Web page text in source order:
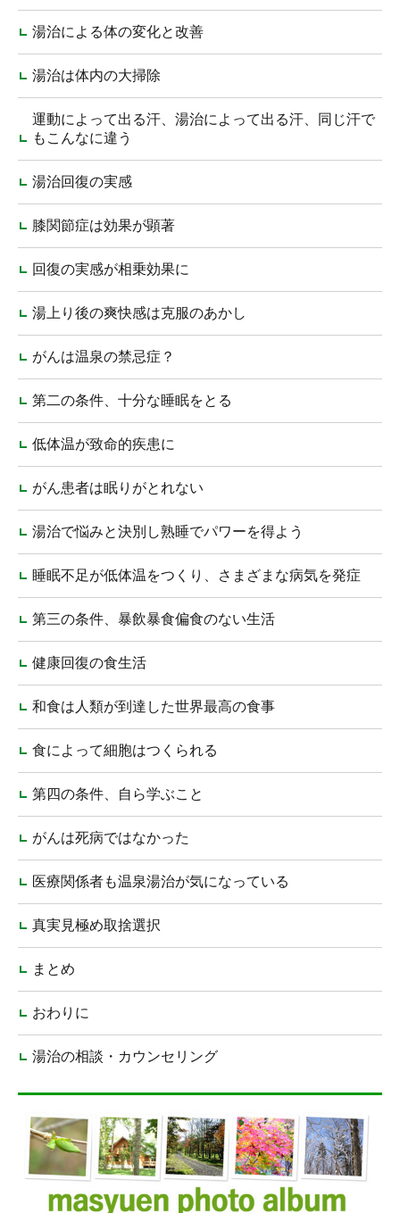
湯治による体の変化と改善
湯治は体内の大掃除
運動によって出る汗、湯治によって出る汗、同じ汗で
もこんなに違う
湯治回復の実感
膝関節症は効果が顕著
回復の実感が相乗効果に
湯上り後の爽快感は克服のあかし
がんは温泉の禁忌症？
第二の条件、十分な睡眠をとる
低体温が致命的疾患に
がん患者は眠りがとれない
湯治で悩みと決別し熟睡でパワーを得よう
睡眠不足が低体温をつくり、さまざまな病気を発症
第三の条件、暴飲暴食偏食のない生活
健康回復の食生活
和食は人類が到達した世界最高の食事
食によって細胞はつくられる
第四の条件、自ら学ぶこと
がんは死病ではなかった
医療関係者も温泉湯治が気になっている
真実見極め取捨選択
まとめ
おわりに
湯治の相談・カウンセリング